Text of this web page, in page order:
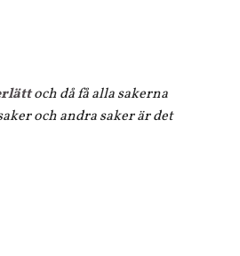
och då få alla sakerna
och andra saker är det